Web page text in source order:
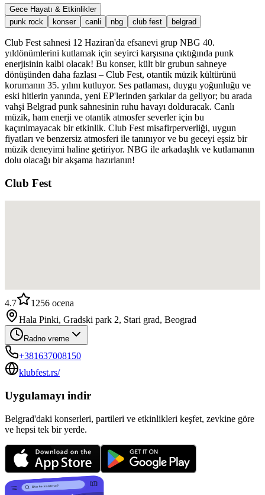
Gece Hayatı & Etkinlikler
punk rock
konser canli nbg club fest belgrad
Club Fest sahnesi 12 Haziran'da efsanevi grup NBG 40.
yıldönümlerini kutlamak için seyirci karşısına çıktığında punk
enerjisinin kalbi olacak! Bu konser, kült bir grubun sahneye
dönüşünden daha fazlası – Club Fest, otantik müzik kültürünü
korumanın 35. yılını kutluyor. Ses patlaması, duygu yoğunluğu ve
eski hitlerin yanında, yeni EP'lerinden şarkılar da geliyor; bu arada
vahşi Belgrad punk sahnesinin ruhu havayı dolduracak. Canlı
müzik, ham enerji ve otantik atmosfer severler için bu
kaçırılmayacak bir etkinlik. Club Fest misafirperverliği, uygun
fiyatları ve benzersiz atmosferi ile tanınıyor ve bu geceyi eşsiz bir
müzik deneyimi haline getiriyor. NBG ile arkadaşlık ve kutlamanın
dolu olacağı bir akşama hazırlanın!
Club Fest
4.7 1256 ocena
Hala Pinki, Gradski park 2, Stari grad, Beograd
Radno vreme
+381637008150
klubfest.rs/
Uygulamayı indir
Belgrad'daki konserleri, partileri ve etkinlikleri keşfet, zevkine göre
ve hepsi tek bir yerde.